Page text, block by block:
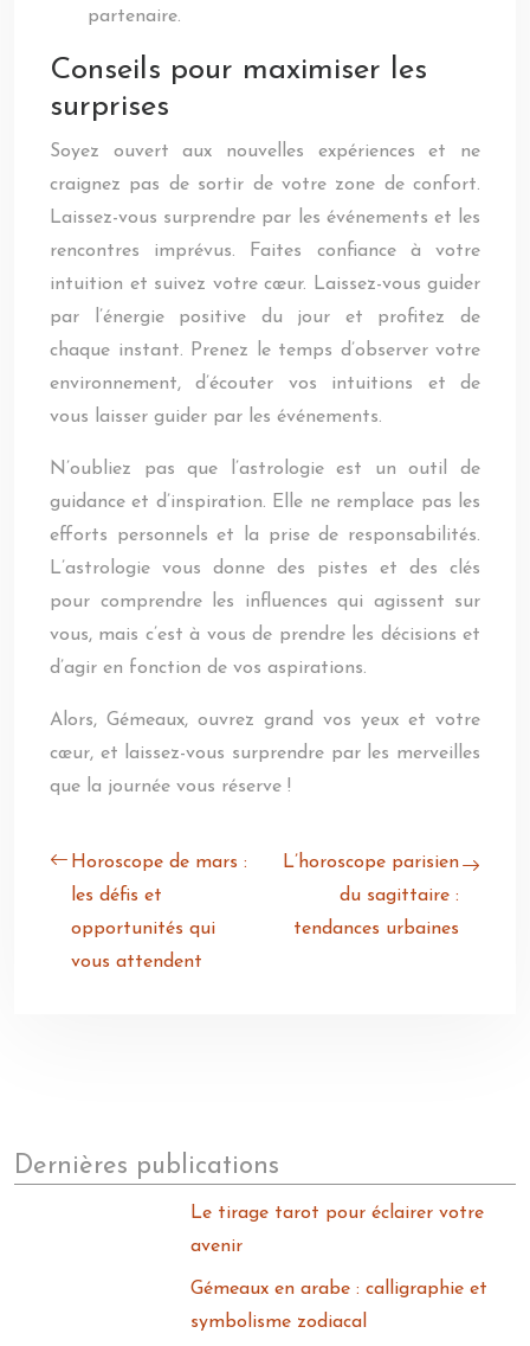
partenaire.
Conseils pour maximiser les
surprises
Soyez ouvert aux nouvelles expériences et ne
craignez pas de sortir de votre zone de confort.
Laissez-vous surprendre par les événements et les
rencontres imprévus. Faites confiance à votre
intuition et suivez votre cœur. Laissez-vous guider
par l’énergie positive du jour et profitez de
chaque instant. Prenez le temps d’observer votre
environnement, d’écouter vos intuitions et de
vous laisser guider par les événements.
N’oubliez pas que l’astrologie est un outil de
guidance et d’inspiration. Elle ne remplace pas les
efforts personnels et la prise de responsabilités.
L’astrologie vous donne des pistes et des clés
pour comprendre les influences qui agissent sur
vous, mais c’est à vous de prendre les décisions et
d’agir en fonction de vos aspirations.
Alors, Gémeaux, ouvrez grand vos yeux et votre
cœur, et laissez-vous surprendre par les merveilles
que la journée vous réserve !
Horoscope de mars :
les défis et
opportunités qui
vous attendent
L’horoscope parisien
du sagittaire :
tendances urbaines
Dernières publications
Le tirage tarot pour éclairer votre
avenir
Gémeaux en arabe : calligraphie et
symbolisme zodiacal